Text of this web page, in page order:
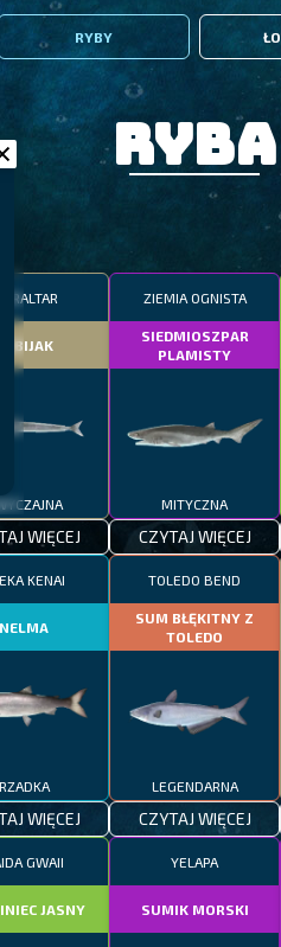
RYBY
Ryba
DOBIJAK
WIĘCEJ
ZIEMIA OGNISTA
SIEDMIOSZPAR
PLAMISTY
MITYCZNA
CZYTAJ WIĘCEJ
KENAI
NELMA
RZADKA
WIĘCEJ
TOLEDO BEND
SUM BŁĘKITNY Z
TOLEDO
LEGENDARNA
CZYTAJ WIĘCEJ
GWAII
JASNY
YELAPA
SUMIK MORSKI